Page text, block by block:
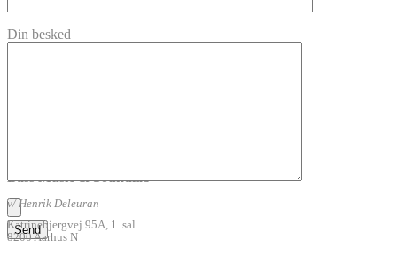
Din besked
Bass Music & Soundlab
v/ Henrik Deleuran
Katrinebjergvej 95A, 1. sal
8200 Aarhus N